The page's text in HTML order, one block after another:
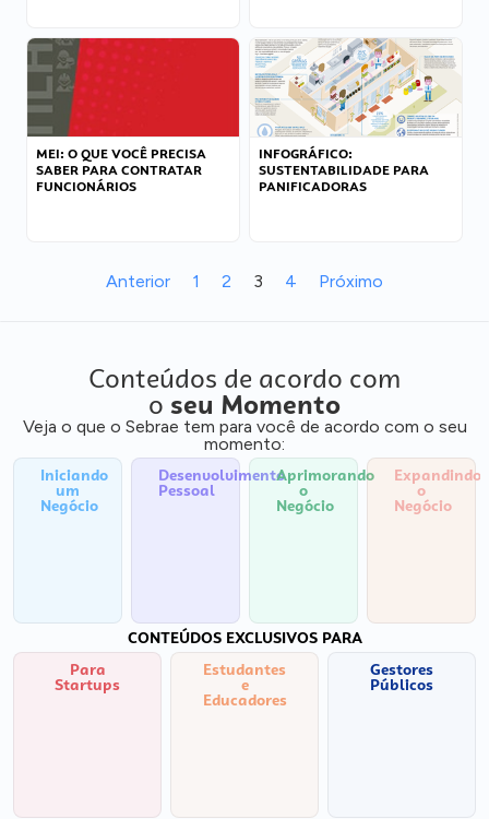
MEI: O QUE VOCÊ PRECISA
SABER PARA CONTRATAR
FUNCIONÁRIOS
INFOGRÁFICO:
SUSTENTABILIDADE PARA
PANIFICADORAS
Anterior 1 2 3 4 Próximo
Conteúdos de acordo com
o seu Momento
Veja o que o Sebrae tem para você de acordo com o seu
momento:
Iniciando
um
Negócio
Desenvolvimento
Pessoal
Aprimorando
o
Negócio
Expandindo
o
Negócio
CONTEÚDOS EXCLUSIVOS PARA
Para
Startups
Estudantes
e
Educadores
Gestores
Públicos